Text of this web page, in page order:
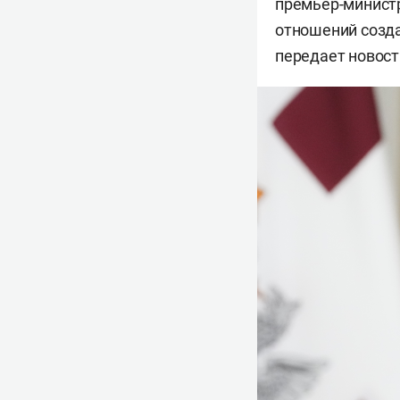
премьер-
отношений
передает